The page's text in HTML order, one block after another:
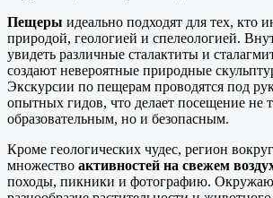
Пещеры идеально подходят для тех, кто
природой, геологией и спелеологией.
увидеть различные сталактиты и
создают невероятные природные
Экскурсии по пещерам проводятся под
опытных гидов, что делает посещение не
образовательным, но и безопасным.
Кроме геологических чудес, регион
множество активностей на свежем
походы, пикники и фотографию.